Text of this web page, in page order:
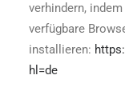
verhindern,
verfügbare
installieren:
hl=de